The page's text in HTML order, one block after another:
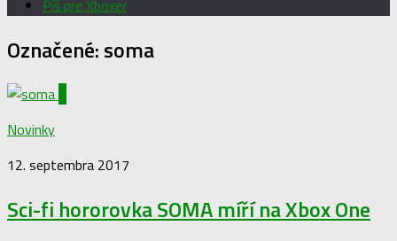
Píš pre Xboxer
Označené:soma
Novinky
12. septembra 2017
Sci-fi hororovka SOMA míří na Xbox One